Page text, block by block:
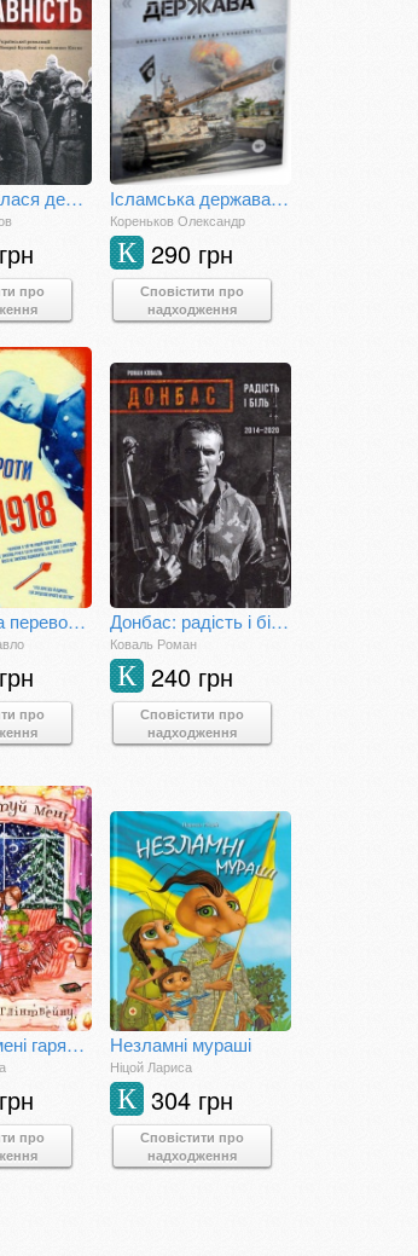
Як гартувалася державність
про
Ісламська держава: наймасштабніша битва сучасності
Кореньков Олександр
290 грн
К
Сповістити про
надходження
1918-й: два перевороти
про
Донбас: радість і біль, 2014-2020
Коваль Роман
240 грн
К
Сповістити про
надходження
Приготуй мені гарячого глінтвейну
про
Незламні мураші
Ніцой Лариса
304 грн
К
Сповістити про
надходження